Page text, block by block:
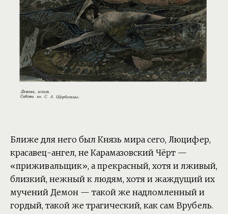
Ближе для него был Князь мира сего, Люцифер,
красавец-ангел, не Карамазовский Чёрт —
«приживальщик», а прекрасный, хотя и лживый,
близкий, нежный к людям, хотя и жаждущий их
мучений Демон — такой же надломленный и
гордый, такой же трагический, как сам Врубель.